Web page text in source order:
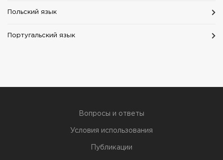
Польский язык
Португальский язык
Вопросы и ответы
Условия использования
Публикации